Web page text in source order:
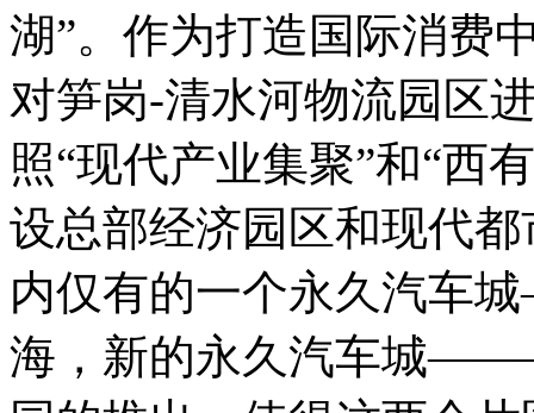
湖”。作为打造国际消费
对笋岗-清水河物流园区
照“现代产业集聚”和“西
设总部经济园区和现代
内仅有的一个永久汽车
海，新的永久汽车城